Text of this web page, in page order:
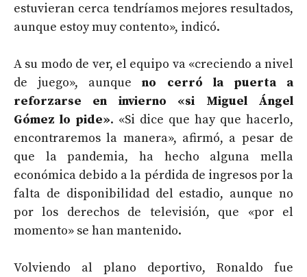
estuvieran cerca tendríamos mejores resultados,
aunque estoy muy contento», indicó.
A su modo de ver, el equipo va «creciendo a nivel
de juego», aunque no cerró la puerta a
reforzarse en invierno «si Miguel Ángel
Gómez lo pide». «Si dice que hay que hacerlo,
encontraremos la manera», afirmó, a pesar de
que la pandemia, ha hecho alguna mella
económica debido a la pérdida de ingresos por la
falta de disponibilidad del estadio, aunque no
por los derechos de televisión, que «por el
momento» se han mantenido.
Volviendo al plano deportivo, Ronaldo fue